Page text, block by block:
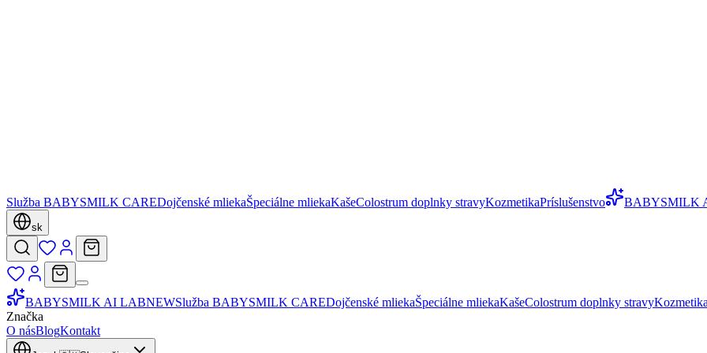
Služba BABYSMILK CAREDojčenské mliekaŠpeciálne mliekaKašeColostrum doplnky stravyKozmetikaPríslušenstvo BABYSMILK
sk
BABYSMILK AI LABNEWSlužba BABYSMILK CAREDojčenské mliekaŠpeciálne mliekaKašeColostrum doplnky stravyKozmetika
Značka
O násBlogKontakt